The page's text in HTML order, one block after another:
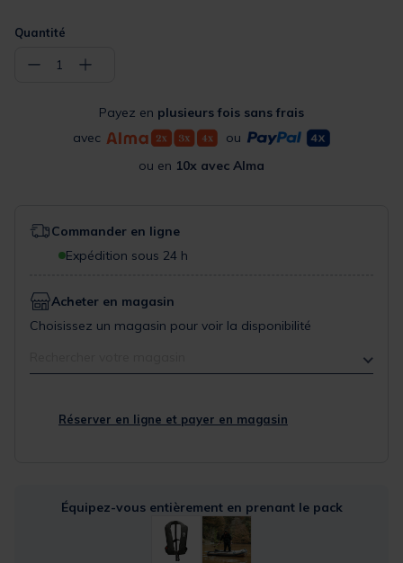
Quantité
− 1 +
Payez en plusieurs fois sans frais
avec
ou
ou en 10x avec Alma
Commander en ligne
Expédition sous 24 h
Acheter en magasin
Choisissez un magasin pour voir la disponibilité
Réserver en ligne et payer en magasin
Équipez-vous entièrement en prenant le pack